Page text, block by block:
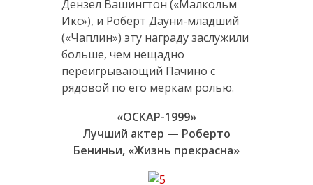
Дензел Вашингтон («Малкольм
Икс»), и Роберт Дауни-младший
(«Чаплин») эту награду заслужили
больше, чем нещадно
переигрывающий Пачино с
рядовой по его меркам ролью.
«ОСКАР-1999»
Лучший актер — Роберто
Бениньи, «Жизнь прекрасна»